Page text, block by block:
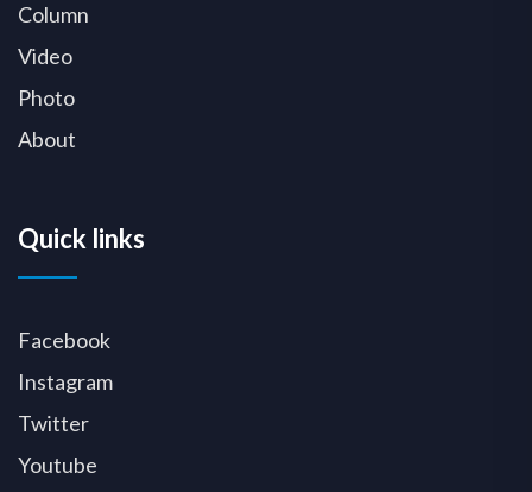
Column
Video
Photo
About
Quick links
Facebook
Instagram
Twitter
Youtube